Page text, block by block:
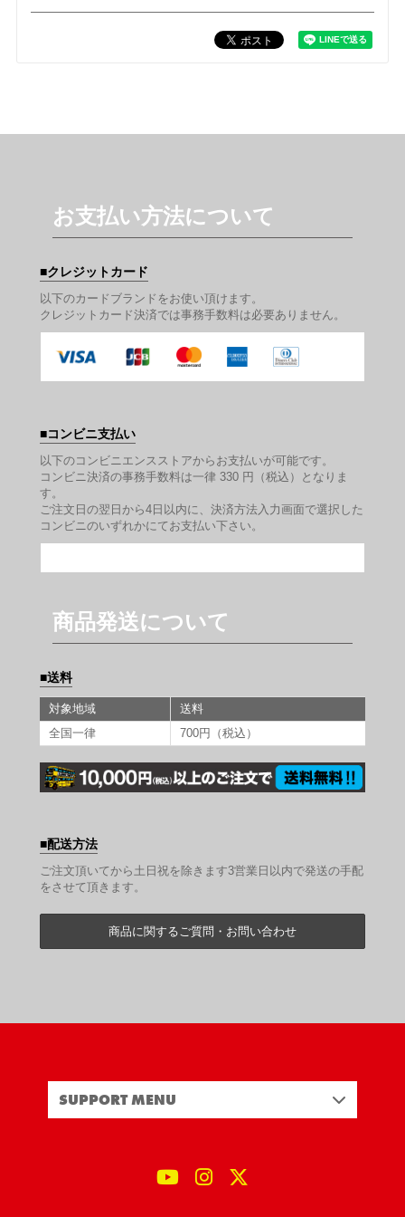
お支払い方法について
クレジットカード
以下のカードブランドをお使い頂けます。
クレジットカード決済では事務手数料は必要ありません。
コンビニ支払い
以下のコンビニエンスストアからお支払いが可能です。
コンビニ決済の事務手数料は一律 330 円（税込）となりま
す。
ご注文日の翌日から4日以内に、決済方法入力画面で選択した
コンビニのいずれかにてお支払い下さい。
商品発送について
送料
対象地域
送料
全国一律
700円（税込）
配送方法
ご注文頂いてから土日祝を除きます3営業日以内で発送の手配
をさせて頂きます。
商品に関するご質問・お問い合わせ
SUPPORT MENU